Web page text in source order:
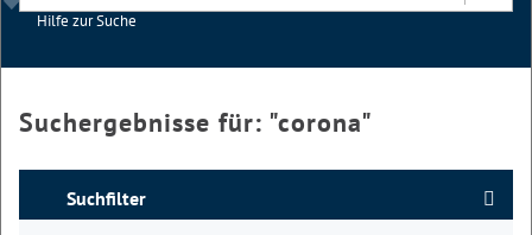
Hilfe zur Suche
Suchergebnisse für: "corona"
Suchfilter